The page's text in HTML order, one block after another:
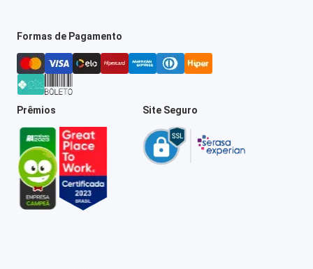
Formas de Pagamento
Prêmios Site Seguro